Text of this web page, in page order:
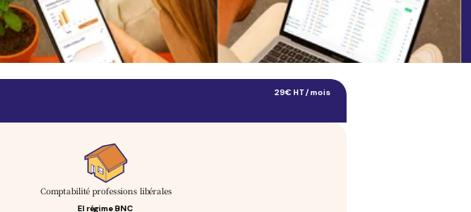
29€ HT / mois
Comptabilité professions libérales
EI régime BNC